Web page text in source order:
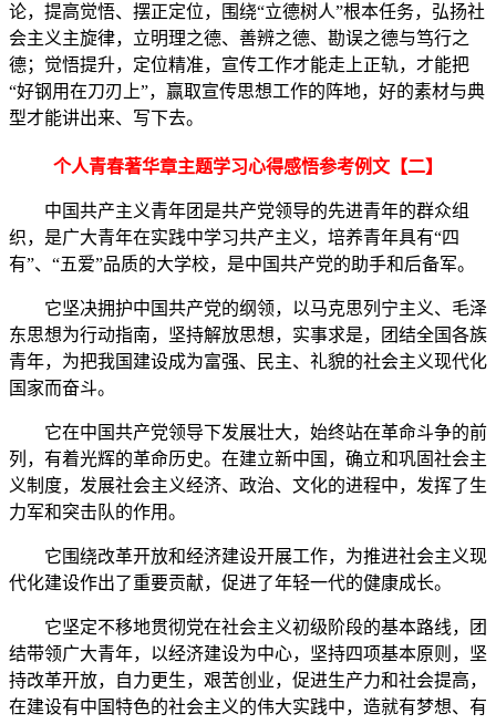
论，提高觉悟、摆正定位，围绕“立德树人”根本任务，弘扬社
会主义主旋律，立明理之德、善辨之德、勘误之德与笃行之
德；觉悟提升，定位精准，宣传工作才能走上正轨，才能把
“好钢用在刀刃上”，赢取宣传思想工作的阵地，好的素材与典
型才能讲出来、写下去。
个人青春著华章主题学习心得感悟参考例文【二】
中国共产主义青年团是共产党领导的先进青年的群众组
织，是广大青年在实践中学习共产主义，培养青年具有“四
有”、“五爱”品质的大学校，是中国共产党的助手和后备军。
它坚决拥护中国共产党的纲领，以马克思列宁主义、毛泽
东思想为行动指南，坚持解放思想，实事求是，团结全国各族
青年，为把我国建设成为富强、民主、礼貌的社会主义现代化
国家而奋斗。
它在中国共产党领导下发展壮大，始终站在革命斗争的前
列，有着光辉的革命历史。在建立新中国，确立和巩固社会主
义制度，发展社会主义经济、政治、文化的进程中，发挥了生
力军和突击队的作用。
它围绕改革开放和经济建设开展工作，为推进社会主义现
代化建设作出了重要贡献，促进了年轻一代的健康成长。
它坚定不移地贯彻党在社会主义初级阶段的基本路线，团
结带领广大青年，以经济建设为中心，坚持四项基本原则，坚
持改革开放，自力更生，艰苦创业，促进生产力和社会提高，
在建设有中国特色的社会主义的伟大实践中，造就有梦想、有